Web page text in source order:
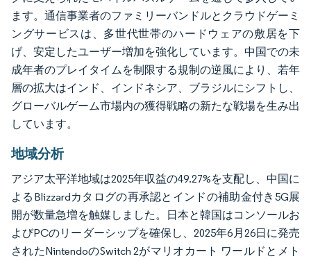
ます。通信事業者のファミリーバンドルとクラウドゲーミ
ングサービスは、多世代世帯のハードウェアの敷居を下
げ、安定したユーザー増加を強化しています。中国での未
成年者のプレイタイムを制限する規制の逆風により、若年
層の拡大はインド、インドネシア、ブラジルにシフトし、
グローバルゲーム市場内の獲得戦略の新たな戦場を生み出
しています。
地域分析
アジア太平洋地域は2025年収益の49.27%を支配し、中国に
よるBlizzardカタログの再承認とインドの補助金付き5G展
開が数量急増を触媒しました。日本と韓国はコンソールお
よびPCのリーダーシップを確保し、2025年6月26日に発売
されたNintendoのSwitch 2がマリオカート ワールドとメト